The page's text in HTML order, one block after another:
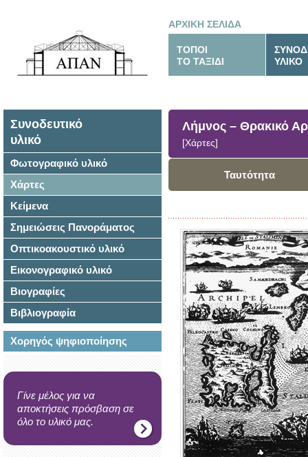
ΑΡΧΙΚΗ ΣΕΛΙΔΑ
ΤΟΠΟΙ
ΤΟ ΤΑΞΙΔΙ
ΥΛΙΚΟ
Συνοδευτικό
υλικό
Φωτογραφικό υλικό
Χάρτες
Κείμενα
Σημειώσεις Πανοράματος
Οπτικοακουστικό υλικό
Εικονογραφικό υλικό
Βιογραφίες
Βιβλιογραφία
Χορηγός ψηφιοποίησης
Γίνε μέλος για να
αποκτήσεις πρόσβαση σε
όλο το υλικό μας.
Λήμνος – Θρακικό
[Χάρτες]
Ταυτότητα